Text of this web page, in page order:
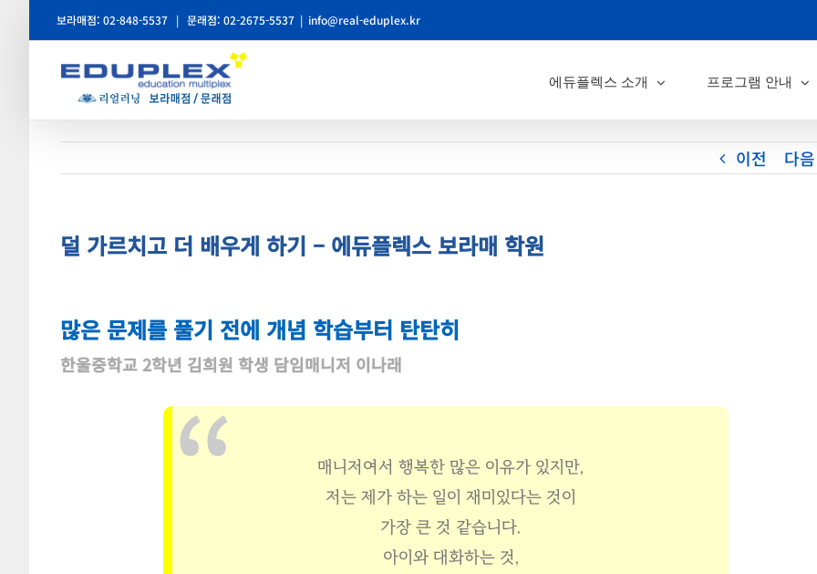
보라매점: 02-848-5537 | 문래점: 02-2675-5537 | info@real-eduplex.kr
에듀플렉스 소개 프로그램 안내
이전 다음
덜 가르치고 더 배우게 하기 – 에듀플렉스 보라매 학원
많은 문제를 풀기 전에 개념 학습부터 탄탄히
한울중학교 2학년 김희원 학생 담임매니저 이나래
매니저여서 행복한 많은 이유가 있지만,
저는 제가 하는 일이 재미있다는 것이
가장 큰 것 같습니다.
아이와 대화하는 것,